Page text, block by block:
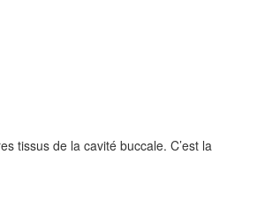
tissus de la cavité buccale. C’est la